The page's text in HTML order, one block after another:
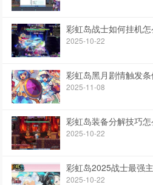
彩虹岛战士如何挂机
2025-10-22
彩虹岛黑月剧情触发
2025-11-08
彩虹岛装备分解技巧
2025-10-22
彩虹岛2025战士最强
2025-10-22